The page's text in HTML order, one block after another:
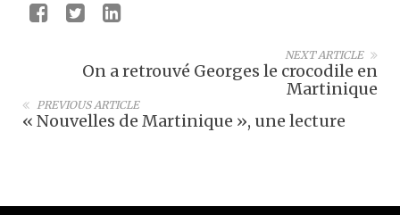
NEXT ARTICLE
On a retrouvé Georges le crocodile en
Martinique
PREVIOUS ARTICLE
« Nouvelles de Martinique », une lecture